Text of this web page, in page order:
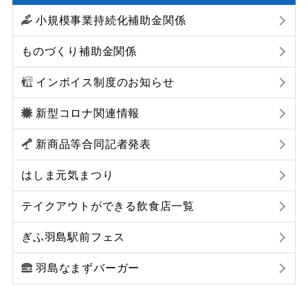
小規模事業持続化補助金関係
ものづくり補助金関係
インボイス制度のお知らせ
新型コロナ関連情報
新商品等合同記者発表
はしま元気まつり
テイクアウトができる飲食店一覧
ぎふ羽島駅前フェス
羽島なまずバーガー